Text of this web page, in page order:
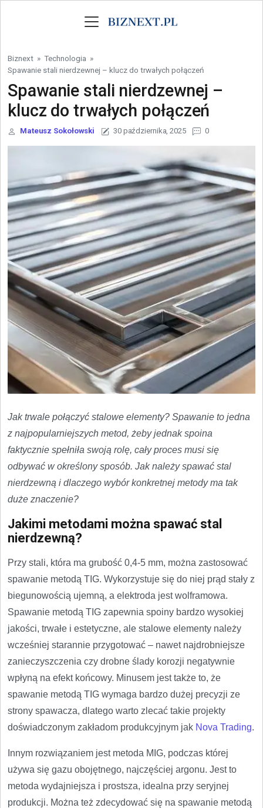
Biznext » Technologia »
Spawanie stali nierdzewnej – klucz do trwałych połączeń
Spawanie stali nierdzewnej –
klucz do trwałych połączeń
Mateusz Sokołowski 30 października, 2025 0
Jak trwale połączyć stalowe elementy? Spawanie to jedna
z najpopularniejszych metod, żeby jednak spoina
faktycznie spełniła swoją rolę, cały proces musi się
odbywać w określony sposób. Jak należy spawać stal
nierdzewną i dlaczego wybór konkretnej metody ma tak
duże znaczenie?
Jakimi metodami można spawać stal
nierdzewną?
Przy stali, która ma grubość 0,4-5 mm, można zastosować
spawanie metodą TIG. Wykorzystuje się do niej prąd stały z
biegunowością ujemną, a elektroda jest wolframowa.
Spawanie metodą TIG zapewnia spoiny bardzo wysokiej
jakości, trwałe i estetyczne, ale stalowe elementy należy
wcześniej starannie przygotować – nawet najdrobniejsze
zanieczyszczenia czy drobne ślady korozji negatywnie
wpłyną na efekt końcowy. Minusem jest także to, że
spawanie metodą TIG wymaga bardzo dużej precyzji ze
strony spawacza, dlatego warto zlecać takie projekty
doświadczonym zakładom produkcyjnym jak Nova Trading.
Innym rozwiązaniem jest metoda MIG, podczas której
używa się gazu obojętnego, najczęściej argonu. Jest to
metoda wydajniejsza i prostsza, idealna przy seryjnej
produkcji. Można też zdecydować się na spawanie metodą